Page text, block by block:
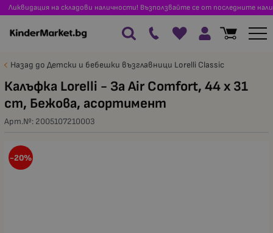
Ликвидация на складови наличности! Възползвайте се от последните
Назад до Детски и бебешки възглавници Lorelli Classic
Калъфка Lorelli - За Air Comfort, 44 x 31
cm, Бежова, асортимент
Арт.№: 2005107210003
-20%